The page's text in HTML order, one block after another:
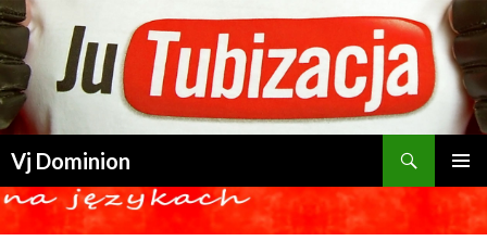
Vj Dominion
Szukaj
PRZESKOCZ DO TREŚCI